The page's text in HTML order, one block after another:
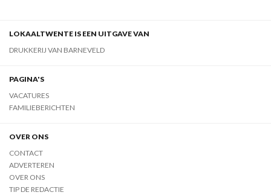
LOKAALTWENTE IS EEN UITGAVE VAN
DRUKKERIJ VAN BARNEVELD
PAGINA'S
VACATURES
FAMILIEBERICHTEN
OVER ONS
CONTACT
ADVERTEREN
OVER ONS
TIP DE REDACTIE